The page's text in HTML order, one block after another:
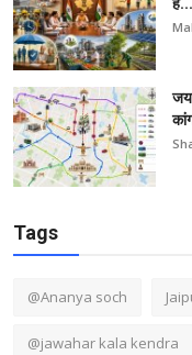
Tags
@Ananya soch
@jawahar kala kendra